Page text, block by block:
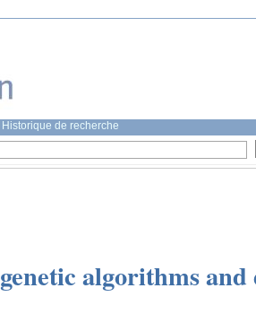
Historique de recherche
algorithms and